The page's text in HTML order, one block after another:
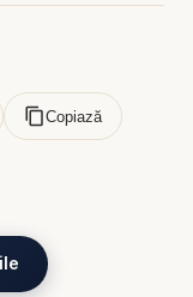
din
Copiază